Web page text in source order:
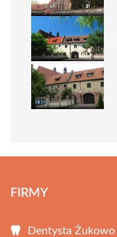
FIRMY
Dentysta Żukowo